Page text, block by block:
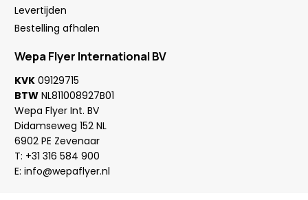
Levertijden
Bestelling afhalen
Wepa Flyer International BV
KVK 09129715
BTW NL811008927B01
Wepa Flyer Int. BV
Didamseweg 152 NL
6902 PE Zevenaar
T: +31 316 584 900
E: info@wepaflyer.nl